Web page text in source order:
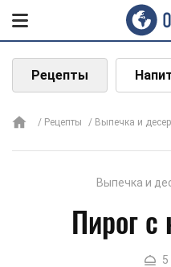
Рецепты
Рецепты Выпечка и
Выпечка и
Пирог с
5